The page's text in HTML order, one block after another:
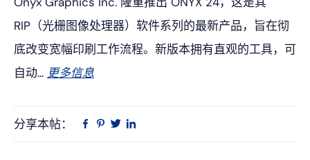
RIP（光栅图像处理器）软件系列的最新产品，旨在彻
底改变宽幅印刷工作流程。新版本拥有直观的工具，可
自动... 更多信息
分享本帖：
在 品 推